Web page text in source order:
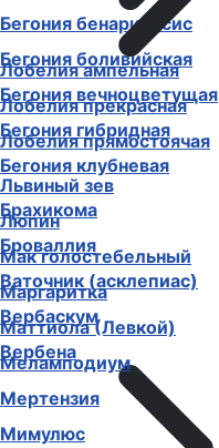
Бегония бенариенсис
Бегония боливийская
Бегония вечноцветущая
Бегония гибридная
Бегония клубневая
Брахикома
Броваллия
Ваточник (асклепиас)
Вербаскум
Вербена
Лобелия ампельная
Лобелия прекрасная
Лобелия прямостоячая
Львиный зев
Люпин
Мак голостебельный
Маргаритка
Маттиола (Левкой)
Меламподиум
Мертензия
Мимулюс